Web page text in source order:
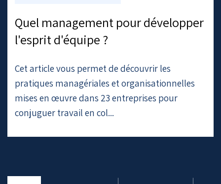
Quel management pour développer
l'esprit d'équipe ?
Cet article vous permet de découvrir les
pratiques managériales et organisationnelles
mises en œuvre dans 23 entreprises pour
conjuguer travail en col...